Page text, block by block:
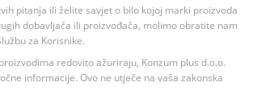
pitanja ili želite savjet o bilo kojoj marki proizvoda
dobavljača ili proizvođača, molimo obratite nam
za Korisnike.
redovito ažuriraju, Konzum plus d.o.o.
informacije. Ovo ne utječe na vaša zakonska